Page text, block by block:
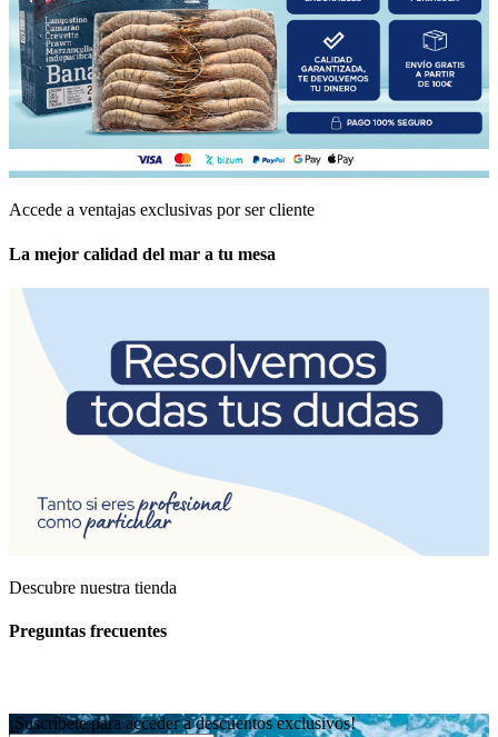
Accede a ventajas exclusivas por ser cliente
La mejor calidad del mar a tu mesa
Descubre nuestra tienda
Preguntas frecuentes
¡Suscríbete para acceder a descuentos exclusivos!